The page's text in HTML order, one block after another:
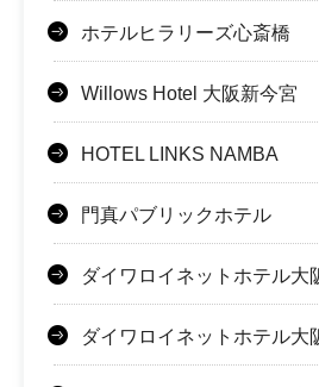
ホテルヒラリーズ心斎橋
Willows Hotel 大阪新今宮
HOTEL LINKS NAMBA
門真パブリックホテル
ダイワロイネットホテル大
ダイワロイネットホテル大